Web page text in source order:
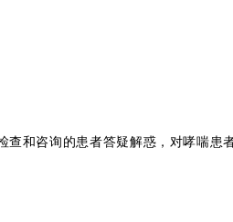
和咨询的患者答疑解惑，对哮喘患